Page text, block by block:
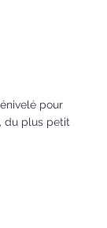
pour
du plus petit